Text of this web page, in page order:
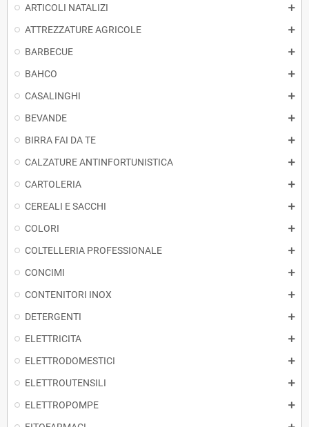
ARTICOLI NATALIZI
ATTREZZATURE AGRICOLE
BARBECUE
BAHCO
CASALINGHI
BEVANDE
BIRRA FAI DA TE
CALZATURE ANTINFORTUNISTICA
CARTOLERIA
CEREALI E SACCHI
COLORI
COLTELLERIA PROFESSIONALE
CONCIMI
CONTENITORI INOX
DETERGENTI
ELETTRICITA
ELETTRODOMESTICI
ELETTROUTENSILI
ELETTROPOMPE